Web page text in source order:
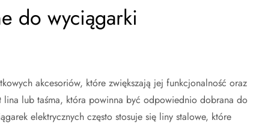
do wyciągarki
akcesoriów, które zwiększają jej funkcjonalność oraz
lina lub taśma, która powinna być odpowiednio dobrana do
elektrycznych często stosuje się liny stalowe, które